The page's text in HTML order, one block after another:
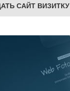
САЙТ ВИЗИТКУ